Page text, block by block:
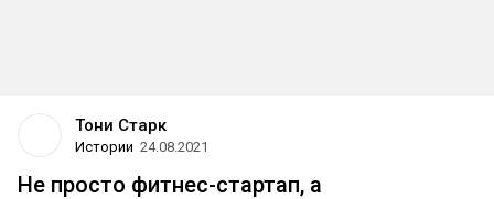
Тони Старк
Истории 24.08.2021
Не просто фитнес-стартап, а